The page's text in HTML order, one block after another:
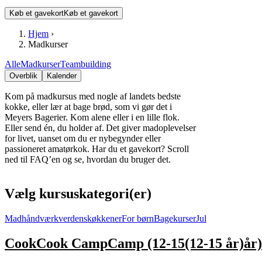
Køb et gavekortKøb et gavekort
Hjem ›
Madkurser
AlleMadkurserTeambuilding
Overblik Kalender
Kom på madkursus med nogle af landets bedste
kokke, eller lær at bage brød, som vi gør det i
Meyers Bagerier. Kom alene eller i en lille flok.
Eller send én, du holder af. Det giver madoplevelser
for livet, uanset om du er nybegynder eller
passioneret amatørkok. Har du et gavekort? Scroll
ned til FAQ’en og se, hvordan du bruger det.
Vælg kursuskategori(er)
MadhåndværkverdenskøkkenerFor børnBagekurserJul
CookCook CampCamp (12-15(12-15 år)år)